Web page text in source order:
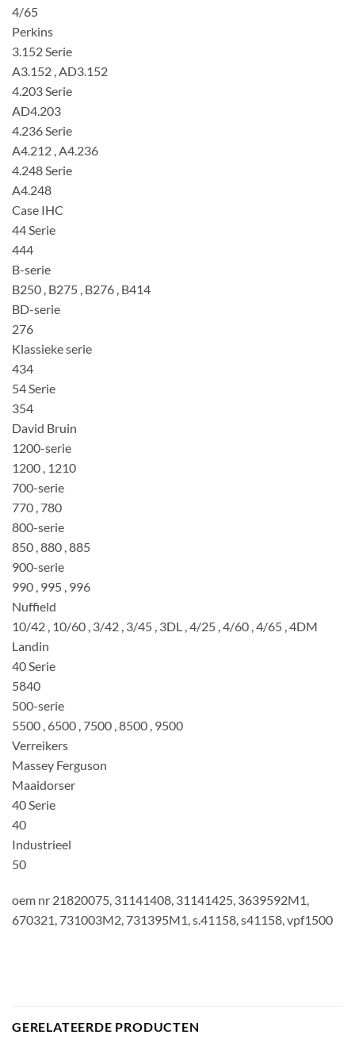
4/65
Perkins
3.152 Serie
A3.152 , AD3.152
4.203 Serie
AD4.203
4.236 Serie
A4.212 , A4.236
4.248 Serie
A4.248
Case IHC
44 Serie
444
B-serie
B250 , B275 , B276 , B414
BD-serie
276
Klassieke serie
434
54 Serie
354
David Bruin
1200-serie
1200 , 1210
700-serie
770 , 780
800-serie
850 , 880 , 885
900-serie
990 , 995 , 996
Nuffield
10/42 , 10/60 , 3/42 , 3/45 , 3DL , 4/25 , 4/60 , 4/65 , 4DM
Landin
40 Serie
5840
500-serie
5500 , 6500 , 7500 , 8500 , 9500
Verreikers
Massey Ferguson
Maaidorser
40 Serie
40
Industrieel
50
oem nr 21820075, 31141408, 31141425, 3639592M1,
670321, 731003M2, 731395M1, s.41158, s41158, vpf1500
GERELATEERDE PRODUCTEN